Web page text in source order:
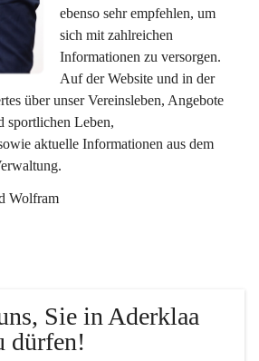
ebenso sehr empfehlen, um
sich mit zahlreichen
Informationen zu versorgen.
Auf der Website und in der
über unser Vereinsleben, Angebote
sportlichen Leben,
aktuelle Informationen aus dem
Wolfram
Sie in Aderklaa
dürfen!